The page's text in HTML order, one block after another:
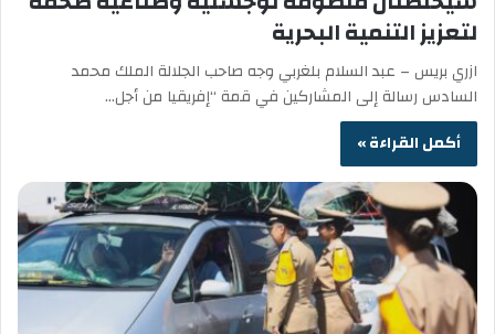
لتعزيز التنمية البحرية
ازري بريس – عبد السلام بلغربي وجه صاحب الجلالة الملك محمد
السادس رسالة إلى المشاركين في قمة “إفريقيا من أجل…
أكمل القراءة »